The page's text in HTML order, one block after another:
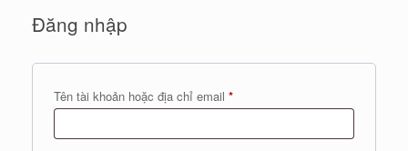
Đăng nhập
Tên tài khoản hoặc địa chỉ email *Bắt